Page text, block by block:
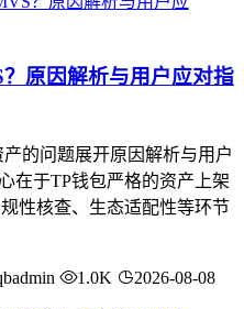
原因解析与用户应对指
的问题展开原因解析与用户
在于TP钱包严格的资产上架
性核查、生态适配性等环节
1.0K 2026-08-08